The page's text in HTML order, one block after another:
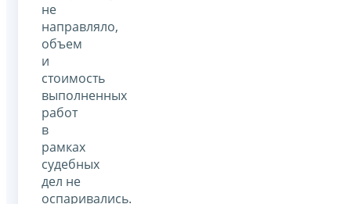
не
направляло,
объем
и
стоимость
выполненных
работ
в
рамках
судебных
дел не
оспаривались.